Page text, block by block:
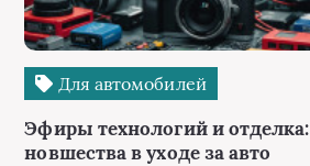
Для автомобилей
Эфиры технологий и отделка:
новшества в уходе за авто